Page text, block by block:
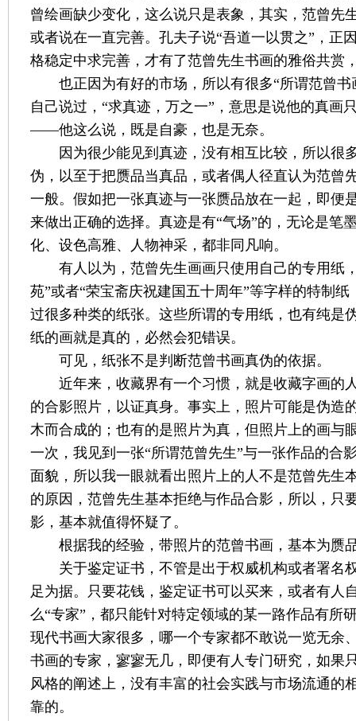
曾绘画缺少变化，这么说只是表象，其实， 范曾先
或者说在一直完善。孔夫子说“吾道一以贯之”，正
格稳定中求完善，才有了范曾先生书画的雅俗共赏
也正因为有好的市场，所以有很多“所谓范曾书
自己说过，“求真迹，万之一”，意思是说他的真画
——他这么说，既是自豪，也是无奈。
因为很少能见到真迹，没有相互比较，所以很
伪，以至于把赝品当真品，或者偶人径直认为范曾
一般。假如把一张真迹与一张赝品放在一起，即便
来做出正确的选择。真迹是有“气场”的，无论是笔
化、设色高雅、人物神采，都非同凡响。
有人以为， 范曾先生画画只使用自己的专用纸
苑”或者“荣宝斋庆祝建国五十周年”等字样的特制纸
过很多种类的纸张。这些所谓的专用纸，也有纯是
纸的画就是真的，必然会犯错误。
可见，纸张不是判断范曾书画真伪的依据。
近年来，收藏界有一个习惯，就是收藏字画的
的合影照片，以证真身。事实上，照片可能是伪造
木而合成的；也有的是照片为真，但照片上的画与
一次，我见到一张“所谓范曾先生”与一张作品的合
面貌，所以我一眼就看出照片上的人不是范曾先生
的原因， 范曾先生基本拒绝与作品合影，所以，只
影，基本就值得怀疑了。
根据我的经验，带照片的范曾书画，基本为赝
关于鉴定证书，不管是出于权威机构或者署名
足为据。只要花钱，鉴定证书可以买来，或者有人
么“专家”，都只能针对特定领域的某一路作品有所
现代书画大家很多，哪一个专家都不敢说一览无余
书画的专家，寥寥无几，即便有人专门研究，如果
风格的阐述上，没有丰富的社会实践与市场流通的
靠的。